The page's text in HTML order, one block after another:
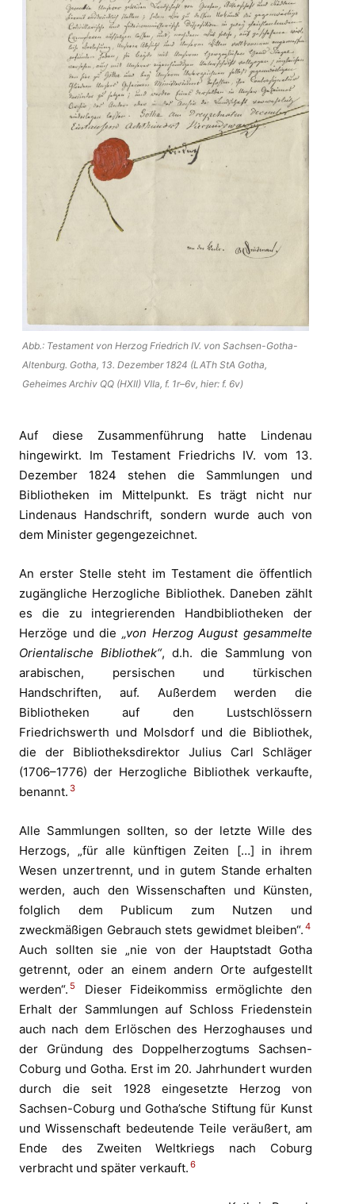
Abb.: Testament von Herzog Friedrich IV. von Sachsen-Gotha-
Altenburg. Gotha, 13. Dezember 1824 (LATh StA Gotha,
Geheimes Archiv QQ (HXII) VIIa, f. 1r–6v, hier: f. 6v)
Auf diese Zusammenführung hatte Lindenau
hingewirkt. Im Testament Friedrichs IV. vom 13.
Dezember 1824 stehen die Sammlungen und
Bibliotheken im Mittelpunkt. Es trägt nicht nur
Lindenaus Handschrift, sondern wurde auch von
dem Minister gegengezeichnet.
An erster Stelle steht im Testament die öffentlich
zugängliche Herzogliche Bibliothek. Daneben zählt
es die zu integrierenden Handbibliotheken der
Herzöge und die „von Herzog August gesammelte
Orientalische Bibliothek“, d.h. die Sammlung von
arabischen, persischen und türkischen
Handschriften, auf. Außerdem werden die
Bibliotheken auf den Lustschlössern
Friedrichswerth und Molsdorf und die Bibliothek,
die der Bibliotheksdirektor Julius Carl Schläger
(1706–1776) der Herzogliche Bibliothek verkaufte,
benannt. 3
Alle Sammlungen sollten, so der letzte Wille des
Herzogs, „für alle künftigen Zeiten […] in ihrem
Wesen unzertrennt, und in gutem Stande erhalten
werden, auch den Wissenschaften und Künsten,
folglich dem Publicum zum Nutzen und
zweckmäßigen Gebrauch stets gewidmet bleiben“. 4
Auch sollten sie „nie von der Hauptstadt Gotha
getrennt, oder an einem andern Orte aufgestellt
werden“. 5
Dieser Fideikommiss ermöglichte den
Erhalt der Sammlungen auf Schloss Friedenstein
auch nach dem Erlöschen des Herzoghauses und
der Gründung des Doppelherzogtums Sachsen-
Coburg und Gotha. Erst im 20. Jahrhundert wurden
durch die seit 1928 eingesetzte Herzog von
Sachsen-Coburg und Gotha’sche Stiftung für Kunst
und Wissenschaft bedeutende Teile veräußert, am
Ende des Zweiten Weltkriegs nach Coburg
verbracht und später verkauft. 6